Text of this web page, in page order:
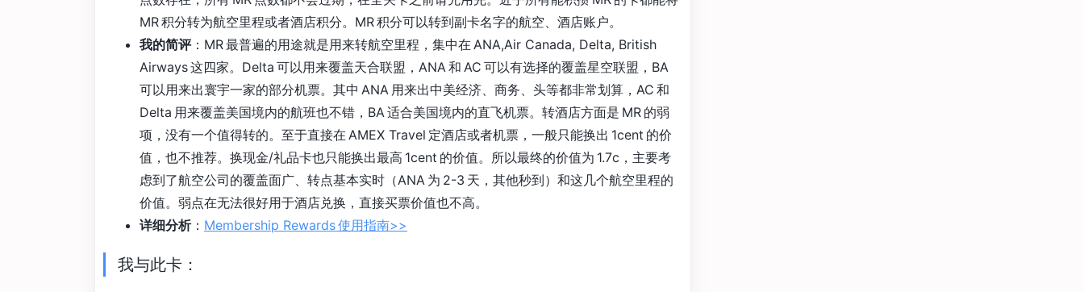
MR 积分转为航空里程或者酒店积分。MR 积分可以转到副卡名字的航空、酒店账户。
我的简评：MR 最普遍的用途就是用来转航空里程，集中在 ANA,Air Canada, Delta, British
Airways 这四家。Delta 可以用来覆盖天合联盟，ANA 和 AC 可以有选择的覆盖星空联盟，BA
可以用来出寰宇一家的部分机票。其中 ANA 用来出中美经济、商务、头等都非常划算，AC 和
Delta 用来覆盖美国境内的航班也不错，BA 适合美国境内的直飞机票。转酒店方面是 MR 的弱
项，没有一个值得转的。至于直接在 AMEX Travel 定酒店或者机票，一般只能换出 1cent 的价
值，也不推荐。换现金/礼品卡也只能换出最高 1cent 的价值。所以最终的价值为 1.7c，主要考
虑到了航空公司的覆盖面广、转点基本实时（ANA 为 2-3 天，其他秒到）和这几个航空里程的
价值。弱点在无法很好用于酒店兑换，直接买票价值也不高。
详细分析： Membership Rewards 使用指南>>
我与此卡：